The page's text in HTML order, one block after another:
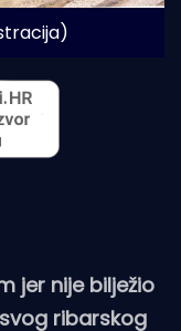
jer nije bilježio
ribarskog